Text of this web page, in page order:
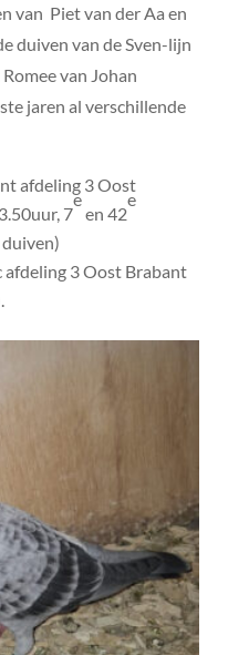
van Piet van der Aa en
duiven van de Sven-lijn
van Johan
jaren al verschillende
afdeling 3 Oost
7
e
en 42
e
afdeling 3 Oost Brabant